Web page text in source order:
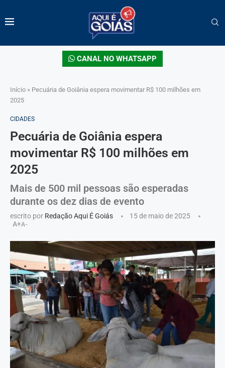
CANAL NO WHATSAPP
Início » Pecuária de Goiânia espera movimentar R$ 100 milhões em
2025
CIDADES
Pecuária de Goiânia espera
movimentar R$ 100 milhões em
2025
Mais de 500 mil pessoas são esperadas
durante os dez dias de evento
escrito por Redação Aqui É Goiás
15 de maio de 2025
A+A-